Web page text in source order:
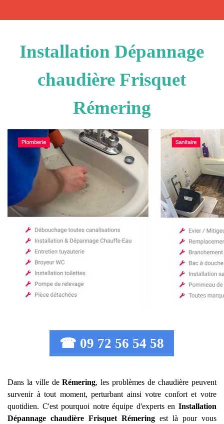
Installation Dépannage
chaudière Frisquet
Rémering
☎ 09 72 56 54 58
Dans la ville deRémering, les problèmes de chaudière peuvent
survenir à tout moment, perturbant ainsi votre confort et votre
quotidien. C'est pourquoi notre équipe d'experts en Installation
Dépannage chaudière Frisquet Rémeringest là pour vous